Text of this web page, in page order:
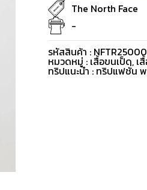
The North Face
-
รหัสสินค้า :
หมวดหมู่ : เสื้อขนเป็ด, เ
ทริปแนะนำ : ทริปแฟชั่น